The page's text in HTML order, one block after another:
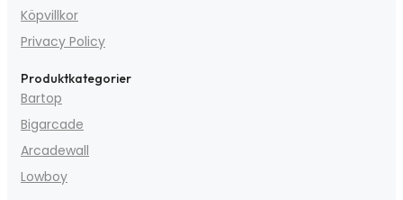
Köpvillkor
Privacy Policy
Produktkategorier
Bartop
Bigarcade
Arcadewall
Lowboy